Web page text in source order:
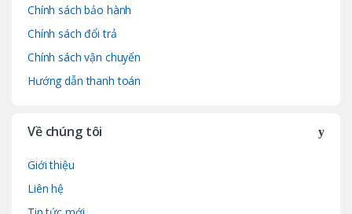
Chính sách bảo hành
Chính sách đổi trả
Chính sách vận chuyển
Hướng dẫn thanh toán
Về chúng tôi
Giới thiệu
Liên hệ